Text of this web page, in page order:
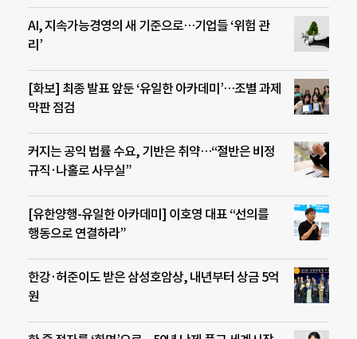
AI, 지속가능경영의 새 기준으로…기업들 ‘위험 관
리’
[화보] 최종 발표 앞둔 ‘유일한 아카데미’…조별 과제
막판 점검
커지는 공익 법률 수요, 기반은 취약…“절반은 비정
규직·나홀로 사무실”
[유한양행-유일한 아카데미] 이호영 대표 “선의를
행동으로 연결하라”
한강·허준이도 받은 삼성호암상, 내년부터 상금 5억
원